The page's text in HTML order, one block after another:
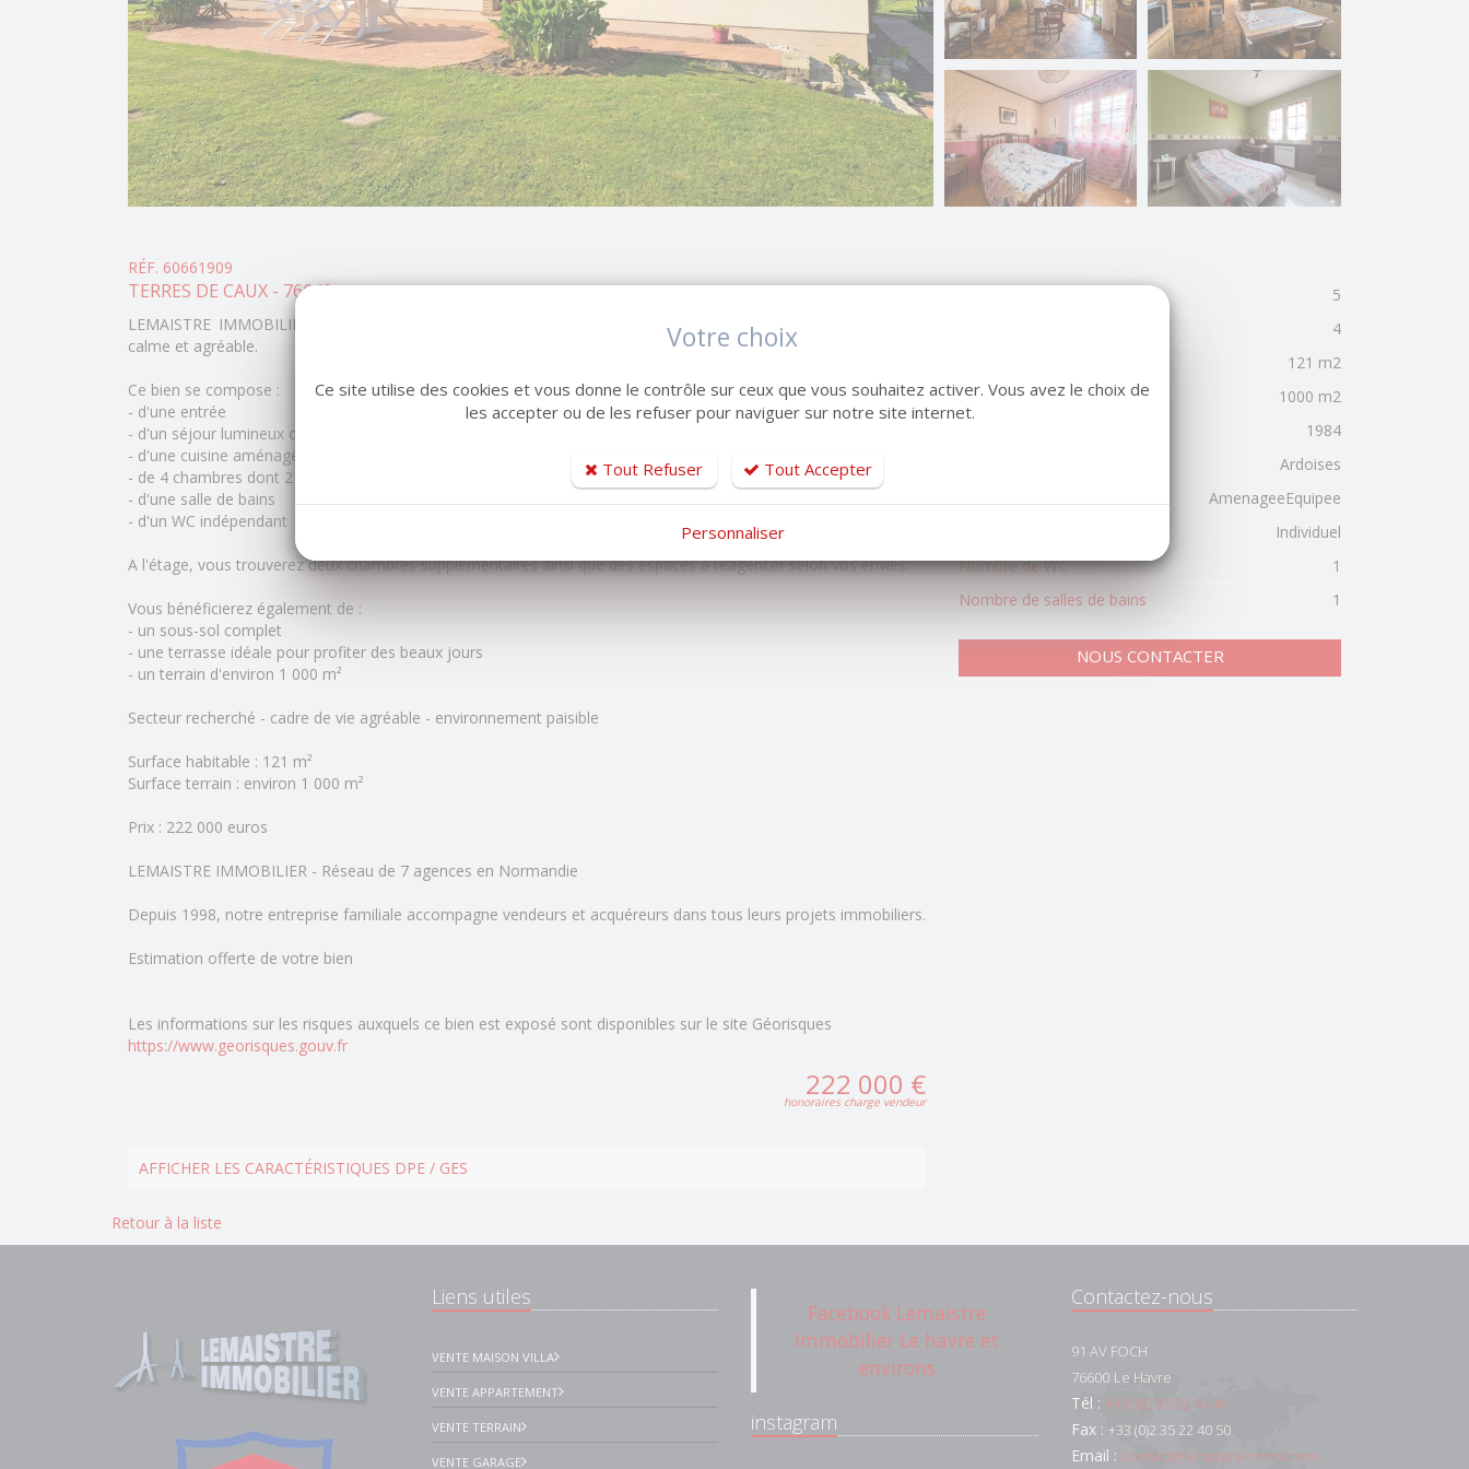
RÉF. 60661909
TERRES DE CAUX - 76640
LEMAISTRE IMMOBILIER vous propose ce bien idéalement situé à Terres-de-Caux dans un environnement
calme et agréable.
Ce bien se compose :
- d'une entrée
- d'un séjour lumineux ouvert sur la terrasse
- d'une cuisine aménagée et équipée
- de 4 chambres dont 2 au rez-de-chaussée
- d'une salle de bains
- d'un WC indépendant
A l'étage, vous trouverez deux chambres supplémentaires ainsi que des espaces à réagencer selon vos envies.
Vous bénéficierez également de :
- un sous-sol complet
- une terrasse idéale pour profiter des beaux jours
- un terrain d'environ 1 000 m²
Secteur recherché - cadre de vie agréable - environnement paisible
Surface habitable : 121 m²
Surface terrain : environ 1 000 m²
Prix : 222 000 euros
LEMAISTRE IMMOBILIER - Réseau de 7 agences en Normandie
Depuis 1998, notre entreprise familiale accompagne vendeurs et acquéreurs dans tous leurs projets immobiliers.
Estimation offerte de votre bien
Les informations sur les risques auxquels ce bien est exposé sont disponibles sur le site Géorisques
https://www.georisques.gouv.fr
222 000 €
honoraires charge vendeur
AFFICHER LES CARACTÉRISTIQUES DPE / GES
5
4
121 m2
Surface terrain
1000 m2
1984
Ardoises
AmenageeEquipee
Individuel
Nombre de WC
1
Nombre de salles de bains
1
NOUS CONTACTER
Retour à la liste
Liens utiles
VENTE MAISON VILLA
VENTE APPARTEMENT
VENTE TERRAIN
VENTE GARAGE
Facebook Lemaistre
Immobilier Le havre et
environs
instagram
Contactez-nous
91 AV FOCH
76600 Le Havre
Tél : +33 (0)2 35 22 44 44
Fax : +33 (0)2 35 22 40 50
Email : contact@lemaistre-immo.com
Votre choix
Ce site utilise des cookies et vous donne le contrôle sur ceux que vous souhaitez activer. Vous avez le choix de
les accepter ou de les refuser pour naviguer sur notre site internet.
Tout Refuser Tout Accepter
Personnaliser